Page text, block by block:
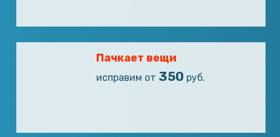
Пачкает вещи
исправим от 350 руб.